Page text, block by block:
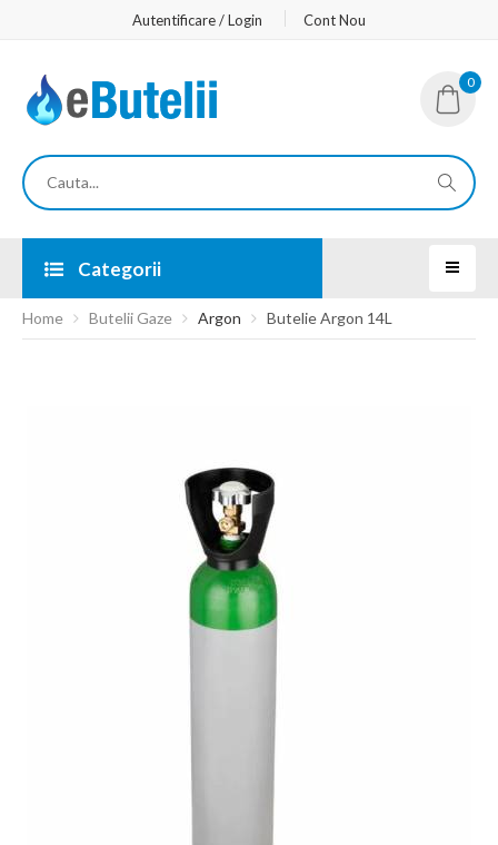
Autentificare / Login Cont Nou
0
Categorii
Home Butelii Gaze Argon Butelie Argon 14L